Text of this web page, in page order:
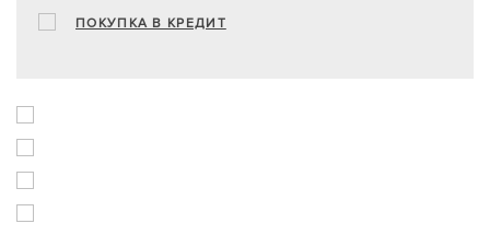
ПОКУПКА В КРЕДИТ